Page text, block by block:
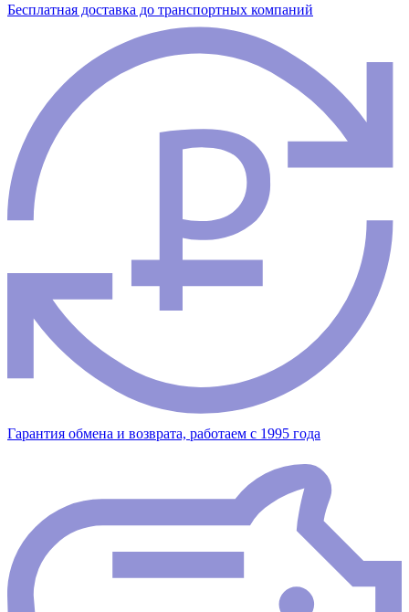
Бесплатная доставка до транспортных компаний
Гарантия обмена и возврата, работаем с 1995 года